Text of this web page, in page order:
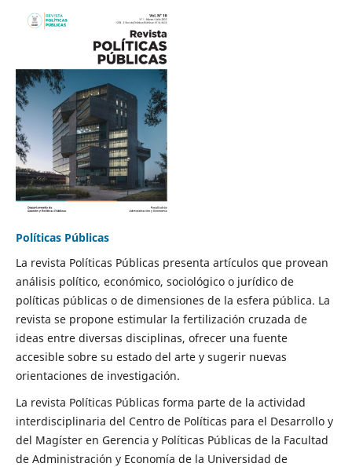
Políticas Públicas
La revista Políticas Públicas presenta artículos que provean
análisis político, económico, sociológico o jurídico de
políticas públicas o de dimensiones de la esfera pública. La
revista se propone estimular la fertilización cruzada de
ideas entre diversas disciplinas, ofrecer una fuente
accesible sobre su estado del arte y sugerir nuevas
orientaciones de investigación.
La revista Políticas Públicas forma parte de la actividad
interdisciplinaria del Centro de Políticas para el Desarrollo y
del Magíster en Gerencia y Políticas Públicas de la Facultad
de Administración y Economía de la Universidad de